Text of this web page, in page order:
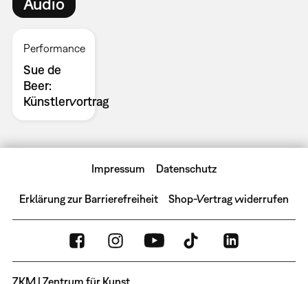
Performance
Sue de
Beer:
Künstlervortrag
Impressum Datenschutz
Erklärung zur Barrierefreiheit Shop-Vertrag widerrufen
ZKM | Zentrum für Kunst